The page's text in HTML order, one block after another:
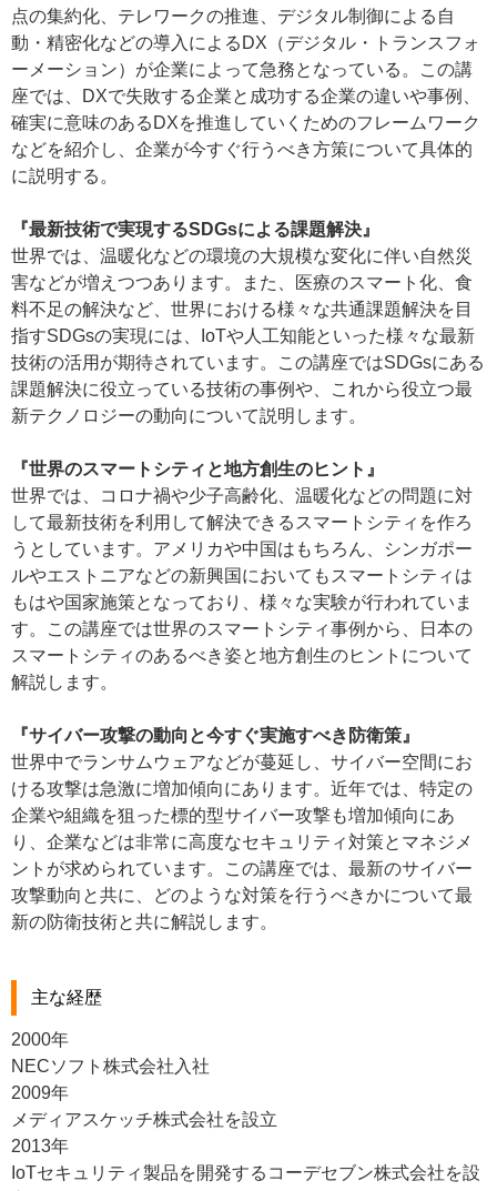
点の集約化、テレワークの推進、デジタル制御による自
動・精密化などの導入によるDX（デジタル・トランスフォ
ーメーション）が企業によって急務となっている。この講
座では、DXで失敗する企業と成功する企業の違いや事例、
確実に意味のあるDXを推進していくためのフレームワーク
などを紹介し、企業が今すぐ行うべき方策について具体的
に説明する。
『最新技術で実現するSDGsによる課題解決』
世界では、温暖化などの環境の大規模な変化に伴い自然災
害などが増えつつあります。また、医療のスマート化、食
料不足の解決など、世界における様々な共通課題解決を目
指すSDGsの実現には、IoTや人工知能といった様々な最新
技術の活用が期待されています。この講座ではSDGsにある
課題解決に役立っている技術の事例や、これから役立つ最
新テクノロジーの動向について説明します。
『世界のスマートシティと地方創生のヒント』
世界では、コロナ禍や少子高齢化、温暖化などの問題に対
して最新技術を利用して解決できるスマートシティを作ろ
うとしています。アメリカや中国はもちろん、シンガポー
ルやエストニアなどの新興国においてもスマートシティは
もはや国家施策となっており、様々な実験が行われていま
す。この講座では世界のスマートシティ事例から、日本の
スマートシティのあるべき姿と地方創生のヒントについて
解説します。
『サイバー攻撃の動向と今すぐ実施すべき防衛策』
世界中でランサムウェアなどが蔓延し、サイバー空間にお
ける攻撃は急激に増加傾向にあります。近年では、特定の
企業や組織を狙った標的型サイバー攻撃も増加傾向にあ
り、企業などは非常に高度なセキュリティ対策とマネジメ
ントが求められています。この講座では、最新のサイバー
攻撃動向と共に、どのような対策を行うべきかについて最
新の防衛技術と共に解説します。
主な経歴
2000年
NECソフト株式会社入社
2009年
メディアスケッチ株式会社を設立
2013年
IoTセキュリティ製品を開発するコーデセブン株式会社を設